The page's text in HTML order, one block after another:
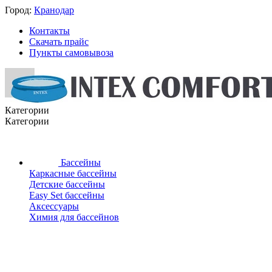
Город: Кранодар
Контакты
Скачать прайс
Пункты самовывоза
Категории
Категории
Бассейны
Каркасные бассейны
Детские бассейны
Easy Set бассейны
Аксессуары
Химия для бассейнов